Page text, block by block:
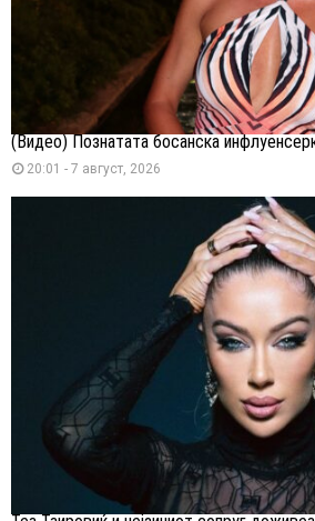
(Видео) Познатата босанска
20:01 - 7 август, 2026